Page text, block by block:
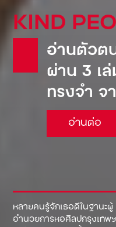
หลายคนรู้จักเธอดีในฐานะผู้
อำนวยการหอศิลปกรุงเทพฯ
KIND
อ่านตัวต
ผ่าน 3 เล่
ทรงจำ จ
อ่านต่อ